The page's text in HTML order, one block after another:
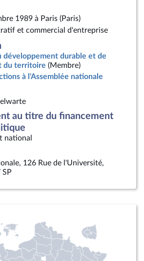
1989 à Paris (Paris)
et commercial d'entreprise
développement durable et de
du territoire (Membre)
à l'Assemblée nationale
au titre du financement
national
126 Rue de l'Université,